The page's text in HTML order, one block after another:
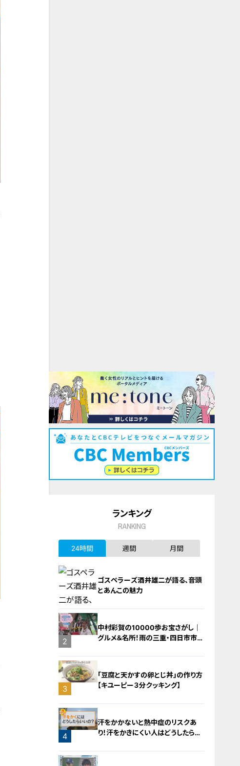
ランキング
RANKING
24時間 週間 月間
1
ゴスペラーズ酒井雄二が語る、音頭
とあんこの魅力
2
中村彩賀の10000歩お宝さがし｜
グルメ＆名所！雨の三重・四日市市で
3
「豆腐と天かすの卵とじ丼」の作り方
【キユーピー３分クッキング】
4
汗をかかないと熱中症のリスクあ
り！汗をかきにくい人はどうしたらい